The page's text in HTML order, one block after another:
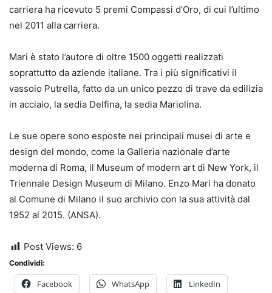
carriera ha ricevuto 5 premi Compassi d’Oro, di cui l’ultimo
nel 2011 alla carriera.
Mari è stato l’autore di oltre 1500 oggetti realizzati
soprattutto da aziende italiane. Tra i più significativi il
vassoio Putrella, fatto da un unico pezzo di trave da edilizia
in acciaio, la sedia Delfina, la sedia Mariolina.
Le sue opere sono esposte nei principali musei di arte e
design del mondo, come la Galleria nazionale d’arte
moderna di Roma, il Museum of modern art di New York, il
Triennale Design Museum di Milano. Enzo Mari ha donato
al Comune di Milano il suo archivio con la sua attività dal
1952 al 2015. (ANSA).
Post Views: 6
Condividi:
Facebook WhatsApp LinkedIn